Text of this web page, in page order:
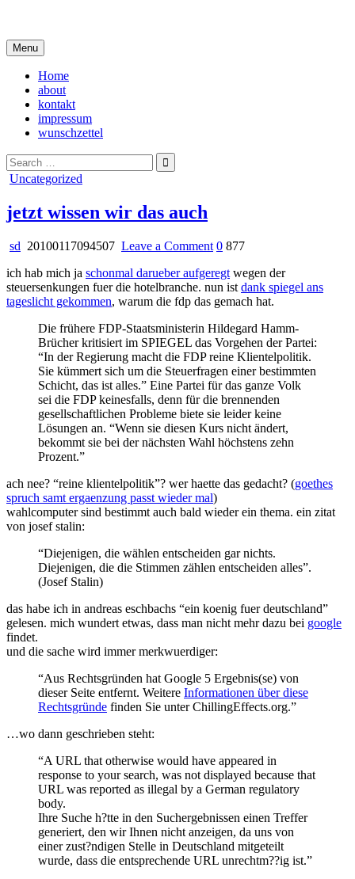
content
Menu
Home
about
kontakt
impressum
wunschzettel
Search
for:
Posted
Uncategorized
jetzt wissen wir das auch
sd 20100117094507 Leave a Commenton
wissen
wir
das
0 877
ich hab mich ja schonmal darueber aufgeregt wegen der
steuersenkungen fuer die hotelbranche. nun ist dank spiegel ans
tageslicht gekommen, warum die fdp das gemach hat.
Die frühere FDP-Staatsministerin Hildegard Hamm-
Brücher kritisiert im SPIEGEL das Vorgehen der Partei:
“In der Regierung macht die FDP reine Klientelpolitik.
Sie kümmert sich um die Steuerfragen einer bestimmten
Schicht, das ist alles.” Eine Partei für das ganze Volk
sei die FDP keinesfalls, denn für die brennenden
gesellschaftlichen Probleme biete sie leider keine
Lösungen an. “Wenn sie diesen Kurs nicht ändert,
bekommt sie bei der nächsten Wahl höchstens zehn
Prozent.”
ach nee? “reine klientelpolitik”? wer haette das gedacht? (goethes
spruch samt ergaenzung passt wieder mal)
wahlcomputer sind bestimmt auch bald wieder ein thema. ein zitat
von josef stalin:
“Diejenigen, die wählen entscheiden gar nichts.
Diejenigen, die die Stimmen zählen entscheiden alles”.
(Josef Stalin)
das habe ich in andreas eschbachs “ein koenig fuer deutschland”
gelesen. mich wundert etwas, dass man nicht mehr dazu bei google
findet.
und die sache wird immer merkwuerdiger:
“Aus Rechtsgründen hat Google 5 Ergebnis(se) von
dieser Seite entfernt. Weitere Informationen über diese
Rechtsgründe finden Sie unter ChillingEffects.org.”
…wo dann geschrieben steht:
“A URL that otherwise would have appeared in
response to your search, was not displayed because that
URL was reported as illegal by a German regulatory
body.
Ihre Suche h?tte in den Suchergebnissen einen Treffer
generiert, den wir Ihnen nicht anzeigen, da uns von
einer zust?ndigen Stelle in Deutschland mitgeteilt
wurde, dass die entsprechende URL unrechtm??ig ist.”